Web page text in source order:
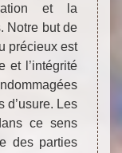
et la
Notre but de
précieux est
et l’intégrité
d’usure. Les
ce sens
des parties